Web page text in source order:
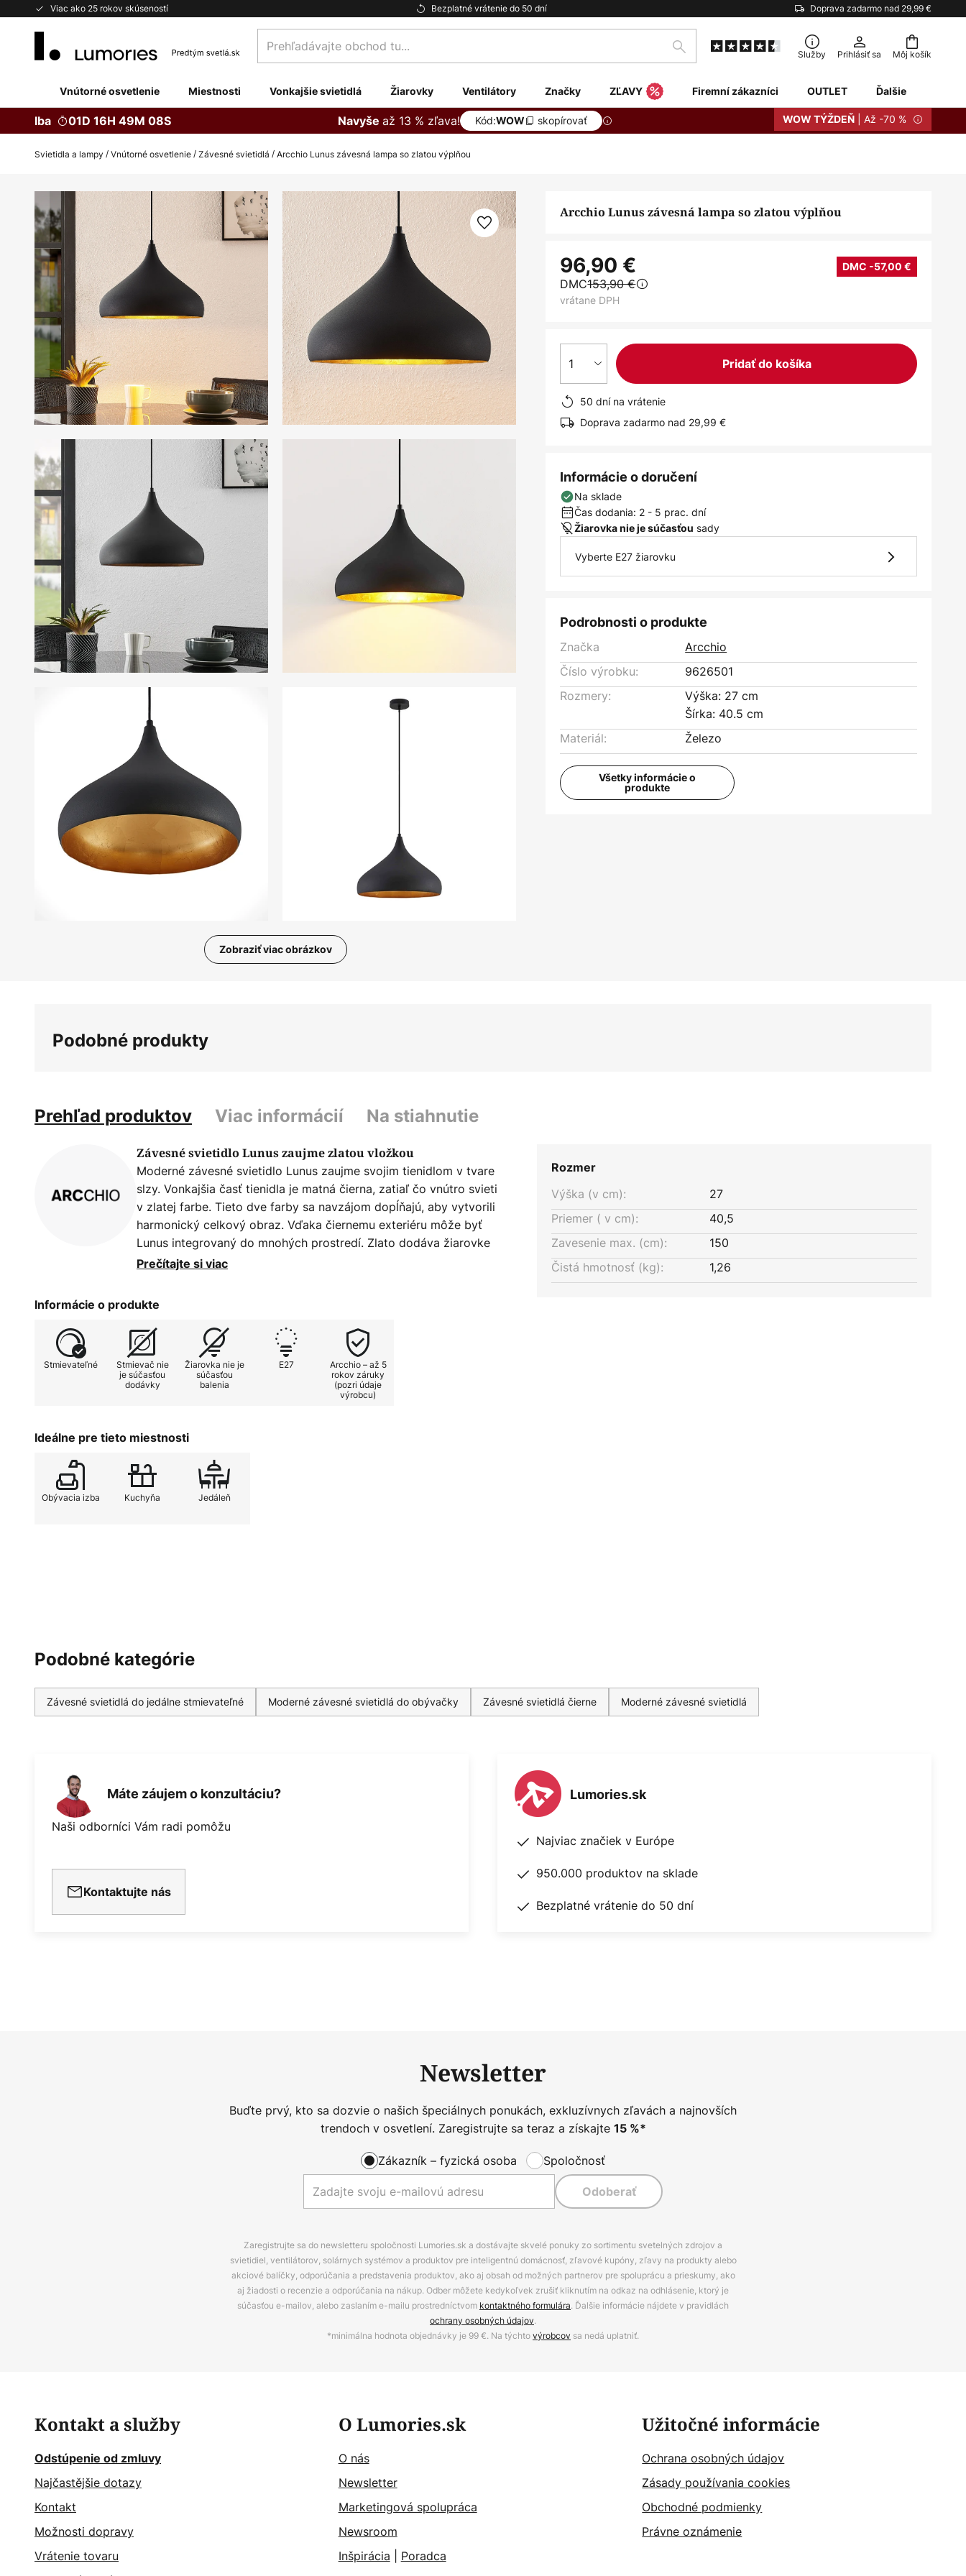
Viac ako 25 rokov skúseností Bezplatné vrátenie do 50 dní Doprava zadarmo nad 29,99 €
Skip
Môj košík
Prehľadávajte
obchod
Hľadať Služby Prihlásiť sa
Vnútorné osvetlenie Miestnosti Vonkajšie svietidlá Žiarovky Ventilátory Značky ZĽAVY Firemní zákazníci OUTLET Ďalšie
Iba 01D 16H 49M 07S Navyše až 13 % zľava! Kód:WOW skopírovať WOW TÝŽDEŇ | Až -70 %
Svietidla a lampy Vnútorné osvetlenie Závesné svietidlá Arcchio Lunus závesná lampa so zlatou výplňou
Preskočiť
na
koniec
galérie
obrázkov
Zobraziť viac obrázkov
obrázkov
Arcchio Lunus závesná lampa so zlatou výplňou
96,90 € DMC -57,00 €
DMC153,90 €
vrátane DPH
1 Pridať do košíka
50 dní na vrátenie
Doprava zadarmo nad 29,99 €
Informácie o doručení
Na sklade
Čas dodania: 2 - 5 prac. dní
Žiarovka nie je súčasťou sady
Vyberte E27 žiarovku
Podrobnosti o produkte
Značka
Arcchio
Číslo výrobku:
9626501
Rozmery:
Výška: 27 cm
Šírka: 40.5 cm
Materiál:
Železo
Všetky informácie o
produkte
Podobné produkty
Prehľad produktov Viac informácií Na stiahnutie
Závesné svietidlo Lunus zaujme zlatou vložkou
Moderné závesné svietidlo Lunus zaujme svojim tienidlom v tvare
slzy. Vonkajšia časť tienidla je matná čierna, zatiaľ čo vnútro svieti
v zlatej farbe. Tieto dve farby sa navzájom dopĺňajú, aby vytvorili
harmonický celkový obraz. Vďaka čiernemu exteriéru môže byť
Lunus integrovaný do mnohých prostredí. Zlato dodáva žiarovke
niečo isté, ale samo sa neukladá. Svetlo odráža zlato tak, aby
atmosféru. Lunus možno ľahko umiestniť v modernej obývacej
izbe alebo nad stôl.
Prečítajte si viac
Informácie o produkte
Stmievateľné
Stmievač nie
je súčasťou
dodávky
Žiarovka nie je
súčasťou
balenia
E27
Arcchio – až 5
rokov záruky
(pozri údaje
výrobcu)
Ideálne pre tieto miestnosti
Obývacia izba Kuchyňa Jedáleň
Rozmer
Výška (v cm):
27
Priemer ( v cm):
40,5
Zavesenie max. (cm):
150
Čistá hmotnosť (kg):
1,26
Podobné kategórie
Závesné svietidlá do jedálne stmievateľné Moderné závesné svietidlá do obývačky Závesné svietidlá čierne Moderné závesné svietidlá
Máte záujem o konzultáciu?
Naši odborníci Vám radi pomôžu
Kontaktujte nás
Lumories.sk
Najviac značiek v Európe
950.000 produktov na sklade
Bezplatné vrátenie do 50 dní
Newsletter
Buďte prvý, kto sa dozvie o našich špeciálnych ponukách, exkluzívnych zľavách a najnovších
trendoch v osvetlení. Zaregistrujte sa teraz a získajte 15%*
Zákazník – fyzická osoba Spoločnosť
Odoberať
Zaregistrujte sa do newsletteru spoločnosti Lumories.sk a dostávajte skvelé ponuky zo sortimentu svetelných zdrojov a
svietidiel, ventilátorov, solárnych systémov a produktov pre inteligentnú domácnosť, zľavové kupóny, zľavy na produkty alebo
akciové balíčky, odporúčania a predstavenia produktov, ako aj obsah od možných partnerov pre spoluprácu a prieskumy, ako
aj žiadosti o recenzie a odporúčania na nákup. Odber môžete kedykoľvek zrušiť kliknutím na odkaz na odhlásenie, ktorý je
súčasťou e-mailov, alebo zaslaním e-mailu prostredníctvom kontaktného formulára. Ďalšie informácie nájdete v pravidlách
ochrany osobných údajov.
*minimálna hodnota objednávky je 99 €. Na týchtovýrobcov sa nedá uplatniť.
Kontakt a služby
Odstúpenie od zmluvy
Najčastějšie dotazy
Kontakt
Možnosti dopravy
Vrátenie tovaru
O Lumories.sk
O nás
Newsletter
Marketingová spolupráca
Newsroom
Inšpirácia
Poradca
Užitočné informácie
Ochrana osobných údajov
Zásady používania cookies
Obchodné podmienky
Právne oznámenie